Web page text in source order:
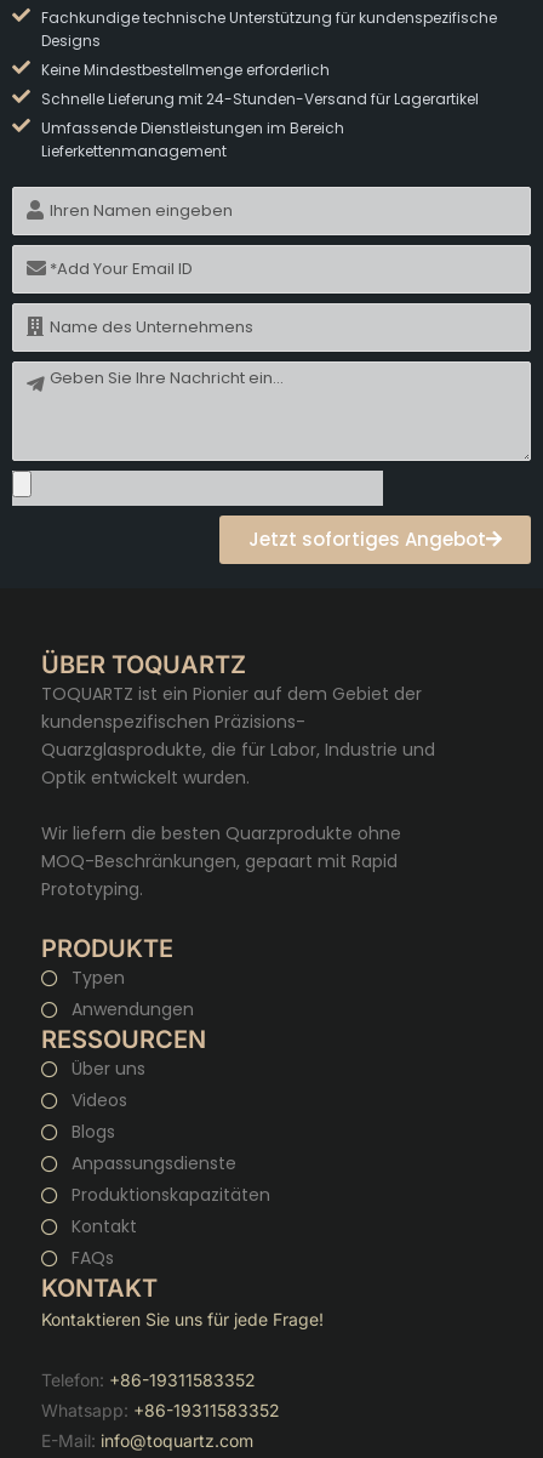
Fachkundige technische Unterstützung für kundenspezifische
Designs
Keine Mindestbestellmenge erforderlich
Schnelle Lieferung mit 24-Stunden-Versand für Lagerartikel
Umfassende Dienstleistungen im Bereich
Lieferkettenmanagement
m
M
im
r
i
Jetzt sofortiges Angebot
ÜBER TOQUARTZ
TOQUARTZ ist ein Pionier auf dem Gebiet der
kundenspezifischen Präzisions-
Quarzglasprodukte, die für Labor, Industrie und
Optik entwickelt wurden.
Wir liefern die besten Quarzprodukte ohne
MOQ-Beschränkungen, gepaart mit Rapid
Prototyping.
PRODUKTE
Typen
Anwendungen
RESSOURCEN
Über uns
Videos
Blogs
Anpassungsdienste
Produktionskapazitäten
Kontakt
FAQs
KONTAKT
Kontaktieren Sie uns für jede Frage!
Telefon: +86-19311583352
Whatsapp: +86-19311583352
E-Mail: info@toquartz.com